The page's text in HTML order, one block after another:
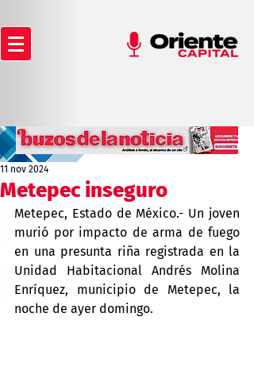
Metepec inseguro
11 nov 2024
Metepec, Estado de México.- Un joven
murió por impacto de arma de fuego
en una presunta riña registrada en la
Unidad Habitacional Andrés Molina
Enríquez, municipio de Metepec, la
noche de ayer domingo.